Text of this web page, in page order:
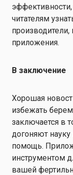
читателям
производители,
приложения.
В заключение
Хорошая
избежать
заключается в
догоняют
помощь.
инструментом
вашей